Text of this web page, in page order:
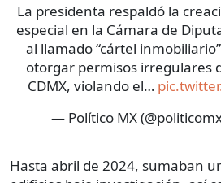
La presidenta respaldó la
especial en la Cámara de
al llamado “cártel
otorgar permisos irregulares
CDMX, violando el…
— Político MX
Hasta abril de 2024, sumaban